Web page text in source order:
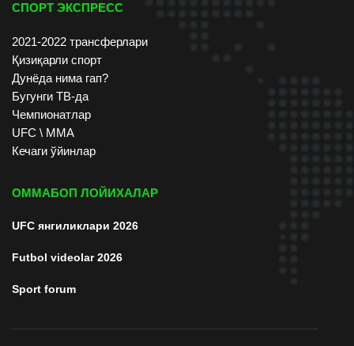
СПОРТ ЭКСПРЕСС
2021-2022 трансферлари
Қизиқарли спорт
Дунёда нима гап?
Бугунги ТВ-да
Чемпионатлар
UFC \ ММА
Кечаги ўйинлар
ОММАБОП ЛОЙИХАЛАР
UFC янгиликлари 2026
Futbol videolar 2026
Sport forum